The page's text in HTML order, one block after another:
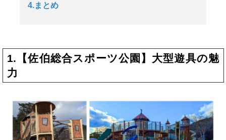
4.まとめ
1.【佐伯総合スポーツ公園】大型遊具の魅
力